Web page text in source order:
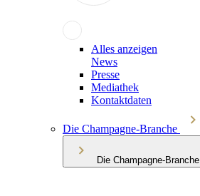
Alles anzeigen
News
Presse
Mediathek
Kontaktdaten
Die Champagne-Branche
Die Champagne-Branche